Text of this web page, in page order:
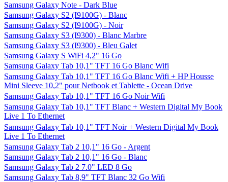
Samsung Galaxy Note - Dark Blue
Samsung Galaxy S2 (I9100G) - Blanc
Samsung Galaxy S2 (I9100G) - Noir
Samsung Galaxy S3 (I9300) - Blanc Marbre
Samsung Galaxy S3 (I9300) - Bleu Galet
Samsung Galaxy S WiFi 4,2" 16 Go
Samsung Galaxy Tab 10,1" TFT 16 Go Blanc Wifi
Samsung Galaxy Tab 10,1" TFT 16 Go Blanc Wifi + HP Housse
Mini Sleeve 10,2" pour Netbook et Tablette - Ocean Drive
Samsung Galaxy Tab 10,1" TFT 16 Go Noir Wifi
Samsung Galaxy Tab 10,1" TFT Blanc + Western Digital My Book
Live 1 To Ethernet
Samsung Galaxy Tab 10,1" TFT Noir + Western Digital My Book
Live 1 To Ethernet
Samsung Galaxy Tab 2 10,1" 16 Go - Argent
Samsung Galaxy Tab 2 10,1" 16 Go - Blanc
Samsung Galaxy Tab 2 7.0" LED 8 Go
Samsung Galaxy Tab 8,9" TFT Blanc 32 Go Wifi